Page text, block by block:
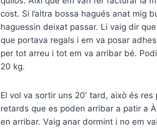
cost. Si l’altra bossa hagués anat mig
haguessin deixat passar. Li vaig dir
que portava regals i em va posar
per tot arreu i tot em va arribar bé.
20 kg.
El vol va sortir uns 20′ tard, això és res
retards que es poden arribar a patir a
en arribar. Vaig anar dormint i no em